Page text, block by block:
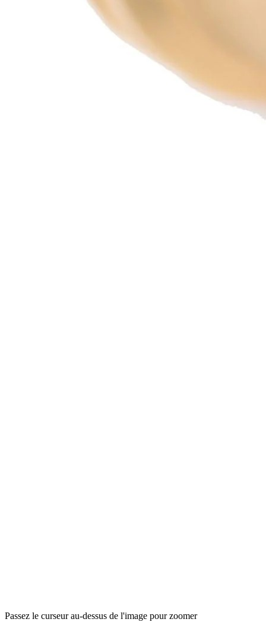
Passez le curseur au-dessus de l'image pour zoomer